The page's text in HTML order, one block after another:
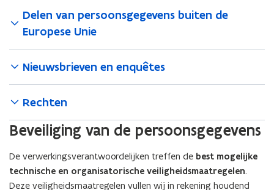
Delen van persoonsgegevens buiten de
Europese Unie
Nieuwsbrieven en enquêtes
Rechten
Beveiliging van de persoonsgegevens
De verwerkingsverantwoordelijken treffen de best mogelijke
technische en organisatorische veiligheidsmaatregelen.
Deze veiligheidsmaatregelen vullen wij in rekening houdend